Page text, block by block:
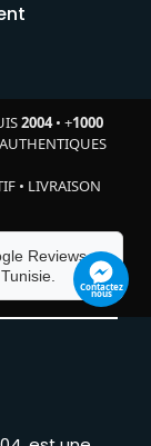
2004• +1000
• LIVRAISON
Reviews –